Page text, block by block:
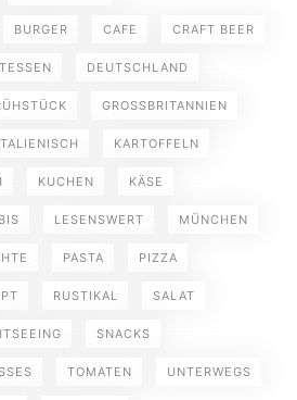
BURGER CAFE CRAFT BEER
DEUTSCHLAND
GROSSBRITANNIEN
KARTOFFELN
KUCHEN KÄSE
LESENSWERT MÜNCHEN
PASTA PIZZA
RUSTIKAL SALAT
SNACKS
TOMATEN UNTERWEGS